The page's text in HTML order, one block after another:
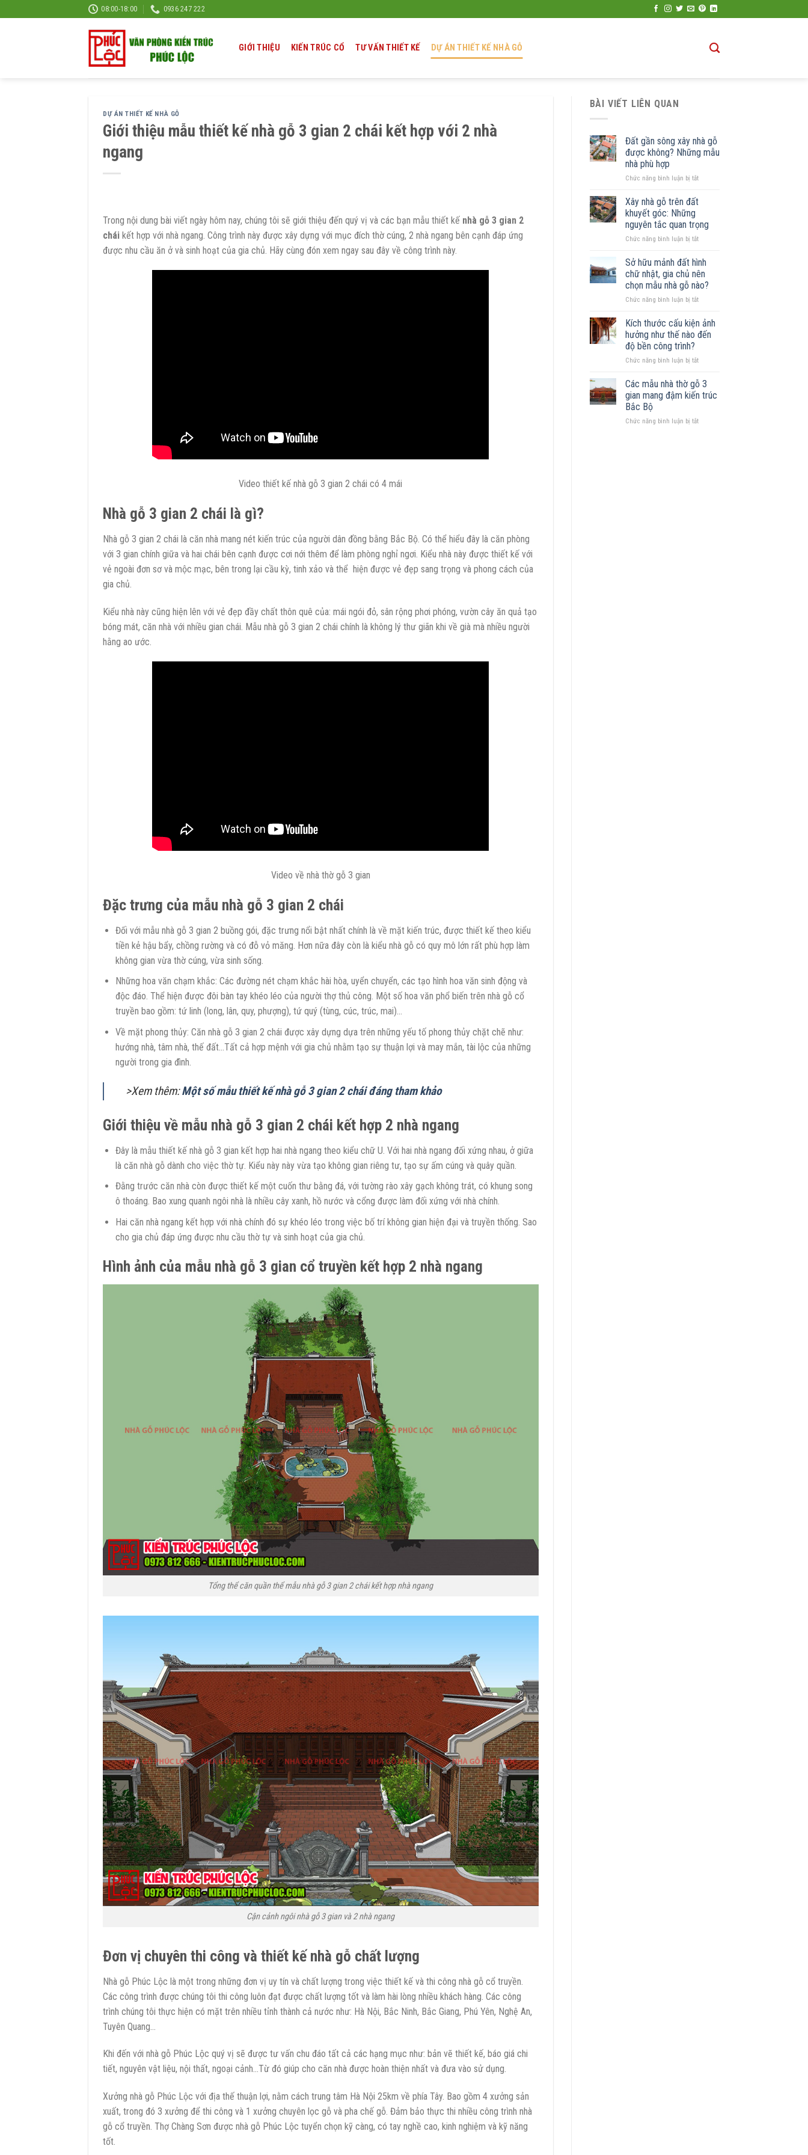
to
08:00-18:00 0936 247 222
GIỚI THIỆU KIẾN TRÚC CỔ TƯ VẤN THIẾT KẾ DỰ ÁN THIẾT KẾ NHÀ GỖ
DỰ ÁN THIẾT KẾ NHÀ GỖ
Giới thiệu mẫu thiết kế nhà gỗ 3 gian 2 chái kết hợp với 2 nhà
ngang
Trong nội dung bài viết ngày hôm nay, chúng tôi sẽ giới thiệu đến quý vị và các bạn mẫu thiết kế nhà gỗ 3 gian 2
chái kết hợp với nhà ngang. Công trình này được xây dựng với mục đích thờ cúng, 2 nhà ngang bên cạnh đáp ứng
được nhu cầu ăn ở và sinh hoạt của gia chủ. Hãy cùng đón xem ngay sau đây về công trình này.
Video thiết kế nhà gỗ 3 gian 2 chái có 4 mái
Nhà gỗ 3 gian 2 chái là gì?
Nhà gỗ 3 gian 2 chái là căn nhà mang nét kiến trúc của người dân đồng bằng Bắc Bộ. Có thể hiểu đây là căn phòng
với 3 gian chính giữa và hai chái bên cạnh được cơi nới thêm để làm phòng nghỉ ngơi. Kiểu nhà này được thiết kế với
vẻ ngoài đơn sơ và mộc mạc, bên trong lại cầu kỳ, tinh xảo và thể hiện được vẻ đẹp sang trọng và phong cách của
gia chủ.
Kiểu nhà này cũng hiện lên với vẻ đẹp đầy chất thôn quê của: mái ngói đỏ, sân rộng phơi phóng, vườn cây ăn quả tạo
bóng mát, căn nhà với nhiều gian chái. Mẫu nhà gỗ 3 gian 2 chái chính là không lý thư giãn khi về già mà nhiều người
hằng ao ước.
Video về nhà thờ gỗ 3 gian
Đặc trưng của mẫu nhà gỗ 3 gian 2 chái
Đối với mẫu nhà gỗ 3 gian 2 buồng gói, đặc trưng nổi bật nhất chính là về mặt kiến trúc, được thiết kế theo kiểu
tiền kẻ hậu bẩy, chồng rường và có đỗ vỏ măng. Hơn nữa đây còn là kiểu nhà gỗ có quy mô lớn rất phù hợp làm
không gian vừa thờ cúng, vừa sinh sống.
Những hoa văn chạm khắc: Các đường nét chạm khắc hài hòa, uyển chuyển, các tạo hình hoa văn sinh động và
độc đáo. Thể hiện được đôi bàn tay khéo léo của người thợ thủ công. Một số hoa văn phổ biến trên nhà gỗ cổ
truyền bao gồm: tứ linh (long, lân, quy, phượng), tứ quý (tùng, cúc, trúc, mai)…
Về mặt phong thủy: Căn nhà gỗ 3 gian 2 chái được xây dựng dựa trên những yếu tố phong thủy chặt chẽ như:
hướng nhà, tâm nhà, thế đất…Tất cả hợp mệnh với gia chủ nhằm tạo sự thuận lợi và may mắn, tài lộc của những
người trong gia đình.
>Xem thêm:Một số mẫu thiết kế nhà gỗ 3 gian 2 chái đáng tham khảo
Giới thiệu về mẫu nhà gỗ 3 gian 2 chái kết hợp 2 nhà ngang
Đây là mẫu thiết kế nhà gỗ 3 gian kết hợp hai nhà ngang theo kiểu chữ U. Với hai nhà ngang đối xứng nhau, ở giữa
là căn nhà gỗ dành cho việc thờ tự. Kiểu này này vừa tạo không gian riêng tư, tạo sự ấm cúng và quây quần.
Đằng trước căn nhà còn được thiết kế một cuốn thư bằng đá, với tường rào xây gạch không trát, có khung song
ô thoáng. Bao xung quanh ngôi nhà là nhiều cây xanh, hồ nước và cổng được làm đối xứng với nhà chính.
Hai căn nhà ngang kết hợp với nhà chính đó sự khéo léo trong việc bố trí không gian hiện đại và truyền thống. Sao
cho gia chủ đáp ứng được nhu cầu thờ tự và sinh hoạt của gia chủ.
Hình ảnh của mẫu nhà gỗ 3 gian cổ truyền kết hợp 2 nhà ngang
Tổng thể căn quần thể mẫu nhà gỗ 3 gian 2 chái kết hợp nhà ngang
Cận cảnh ngôi nhà gỗ 3 gian và 2 nhà ngang
Đơn vị chuyên thi công và thiết kế nhà gỗ chất lượng
Nhà gỗ Phúc Lộc là một trong những đơn vị uy tín và chất lượng trong việc thiết kế và thi công nhà gỗ cổ truyền.
Các công trình được chúng tôi thi công luôn đạt được chất lượng tốt và làm hài lòng nhiều khách hàng. Các công
trình chúng tôi thực hiện có mặt trên nhiều tỉnh thành cả nước như: Hà Nội, Bắc Ninh, Bắc Giang, Phú Yên, Nghệ An,
Tuyên Quang…
Khi đến với nhà gỗ Phúc Lộc quý vị sẽ được tư vấn chu đáo tất cả các hạng mục như: bản vẽ thiết kế, báo giá chi
tiết, nguyên vật liệu, nội thất, ngoại cảnh…Từ đó giúp cho căn nhà được hoàn thiện nhất và đưa vào sử dụng.
Xưởng nhà gỗ Phúc Lộc với địa thế thuận lợi, nằm cách trung tâm Hà Nội 25km về phía Tây. Bao gồm 4 xưởng sản
xuất, trong đó 3 xưởng để thi công và 1 xưởng chuyên lọc gỗ và pha chế gỗ. Đảm bảo thực thi nhiều công trình nhà
gỗ cổ truyền. Thợ Chàng Sơn được nhà gỗ Phúc Lộc tuyển chọn kỹ càng, có tay nghề cao, kinh nghiệm và kỹ năng
tốt.
BÀI VIẾT LIÊN QUAN
Đất gần sông xây nhà gỗ
được không? Những mẫu
nhà phù hợp
Chức năng bình luận bị tắtở
nhà
gỗ
không?
Những
mẫu
nhà
phù
Xây nhà gỗ trên đất
khuyết góc: Những
nguyên tắc quan trọng
Chức năng bình luận bị tắtở
nhà
gỗ
trên
đất
khuyết
Những
nguyên
tắc
trọng
Sở hữu mảnh đất hình
chữ nhật, gia chủ nên
chọn mẫu nhà gỗ nào?
Chức năng bình luận bị tắtở
hữu
mảnh
đất
chữ
gia
chủ
nên
mẫu
Kích thước cấu kiện ảnh
hưởng như thế nào đến
độ bền công trình?
Chức năng bình luận bị tắtở
thước
kiện
hưởng
Các mẫu nhà thờ gỗ 3
gian mang đậm kiến trúc
Bắc Bộ
Chức năng bình luận bị tắtở